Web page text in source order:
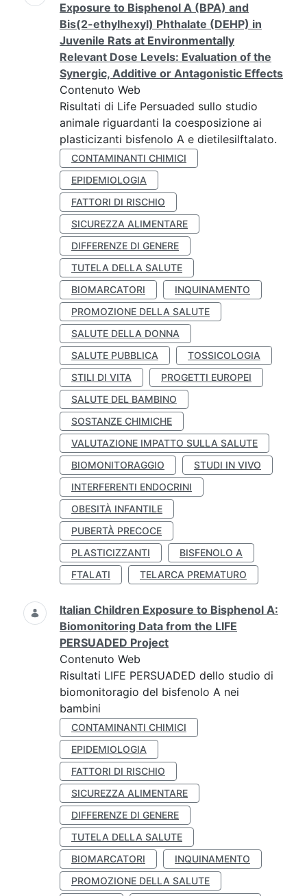
Exposure to Bisphenol A (BPA) and
Bis(2-ethylhexyl) Phthalate (DEHP) in
Juvenile Rats at Environmentally
Relevant Dose Levels: Evaluation of the
Synergic, Additive or Antagonistic Effects
Contenuto Web
Risultati di Life Persuaded sullo studio
animale riguardanti la coesposizione ai
plasticizanti bisfenolo A e dietilesilftalato.
CONTAMINANTI CHIMICI
EPIDEMIOLOGIA
FATTORI DI RISCHIO
SICUREZZA ALIMENTARE
DIFFERENZE DI GENERE
TUTELA DELLA SALUTE
BIOMARCATORI
INQUINAMENTO
PROMOZIONE DELLA SALUTE
SALUTE DELLA DONNA
SALUTE PUBBLICA
TOSSICOLOGIA
STILI DI VITA
PROGETTI EUROPEI
SALUTE DEL BAMBINO
SOSTANZE CHIMICHE
VALUTAZIONE IMPATTO SULLA SALUTE
BIOMONITORAGGIO
STUDI IN VIVO
INTERFERENTI ENDOCRINI
OBESITÀ INFANTILE
PUBERTÀ PRECOCE
PLASTICIZZANTI
BISFENOLO A
FTALATI
TELARCA PREMATURO
Italian Children Exposure to Bisphenol A:
Biomonitoring Data from the LIFE
PERSUADED Project
Contenuto Web
Risultati LIFE PERSUADED dello studio di
biomonitoragio del bisfenolo A nei
bambini
CONTAMINANTI CHIMICI
EPIDEMIOLOGIA
FATTORI DI RISCHIO
SICUREZZA ALIMENTARE
DIFFERENZE DI GENERE
TUTELA DELLA SALUTE
BIOMARCATORI
INQUINAMENTO
PROMOZIONE DELLA SALUTE